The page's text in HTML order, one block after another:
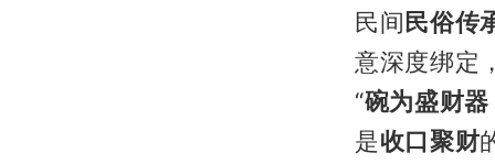
民间 民俗传
意深度绑定
“碗为盛财
是收口聚财